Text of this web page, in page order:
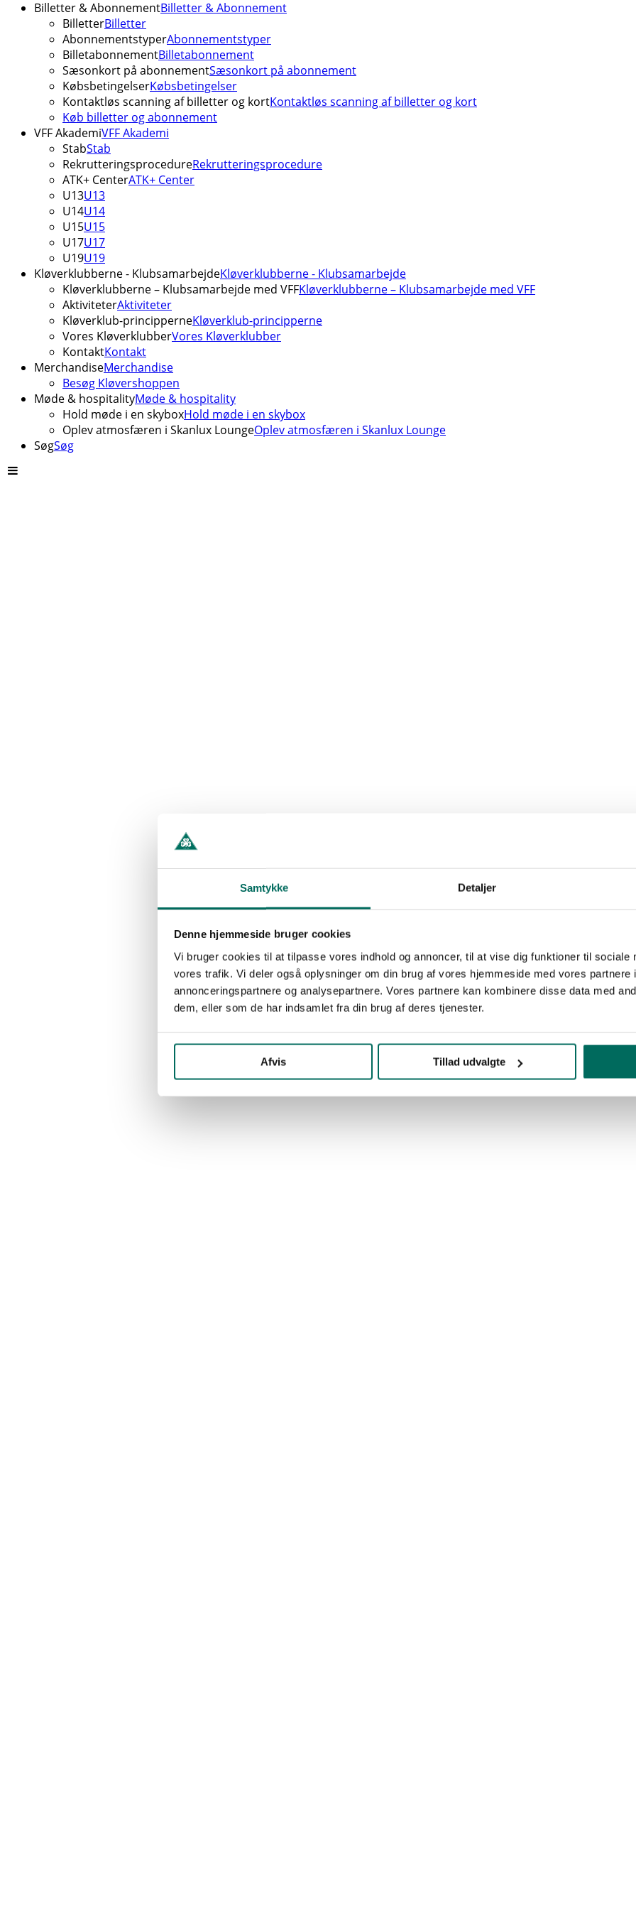
Samtykke Detaljer
Denne hjemmeside bruger cookies
Vi bruger cookies til at tilpasse vores indhold og annoncer, til at vise dig funktioner til sociale
vores trafik. Vi deler også oplysninger om din brug af vores hjemmeside med vores partnere
annonceringspartnere og analysepartnere. Vores partnere kan kombinere disse data med
dem, eller som de har indsamlet fra din brug af deres tjenester.
Afvis Tillad udvalgte
Billetter & AbonnementBilletter & Abonnement
BilletterBilletter
AbonnementstyperAbonnementstyper
BilletabonnementBilletabonnement
Sæsonkort på abonnementSæsonkort på abonnement
KøbsbetingelserKøbsbetingelser
Kontaktløs scanning af billetter og kortKontaktløs scanning af billetter og kort
Køb billetter og abonnement
VFF AkademiVFF Akademi
StabStab
RekrutteringsprocedureRekrutteringsprocedure
ATK+ CenterATK+ Center
U13U13
U14U14
U15U15
U17U17
U19U19
Kløverklubberne - KlubsamarbejdeKløverklubberne - Klubsamarbejde
Kløverklubberne – Klubsamarbejde med VFFKløverklubberne – Klubsamarbejde med VFF
AktiviteterAktiviteter
Kløverklub-principperneKløverklub-principperne
Vores KløverklubberVores Kløverklubber
KontaktKontakt
MerchandiseMerchandise
Besøg Kløvershoppen
Møde & hospitalityMøde & hospitality
Hold møde i en skyboxHold møde i en skybox
Oplev atmosfæren i Skanlux LoungeOplev atmosfæren i Skanlux Lounge
SøgSøg